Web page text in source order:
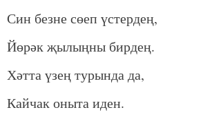
Син безне сөеп үстердең,
Йөрәк җылыңны бирдең.
Хәтта үзең турында да,
Кайчак оныта иден.